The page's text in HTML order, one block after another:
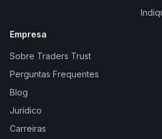
Empresa
Sobre Traders Trust
Perguntas Frequentes
Blog
Jurídico
Carreiras